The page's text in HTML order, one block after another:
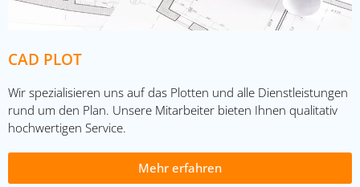
CAD PLOT
Wir spezialisieren uns auf das Plotten und alle Dienstleistungen
rund um den Plan. Unsere Mitarbeiter bieten Ihnen qualitativ
hochwertigen Service.
Mehr erfahren